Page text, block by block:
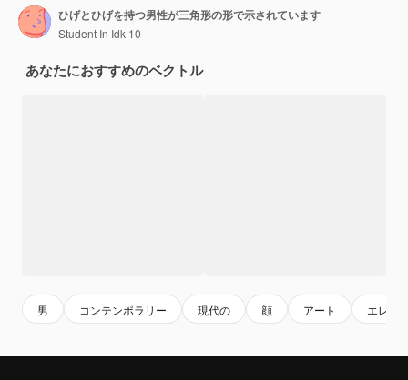
ひげとひげを持つ男性が三角形の形で示されています
Student In Idk 10
あなたにおすすめのベクトル
男 コンテンポラリー 現代の 顔 アート エレガ